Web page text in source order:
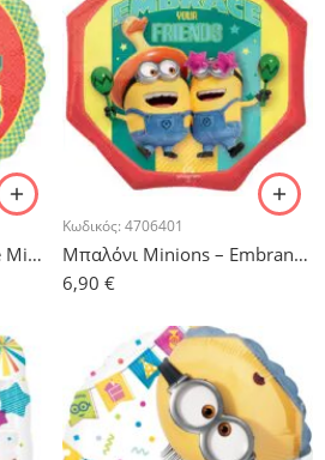
Μπαλόνι Despicable Me Minions
Κωδικός: 4706401
Μπαλόνι Minions – Embrance Your Friends
6,90 €